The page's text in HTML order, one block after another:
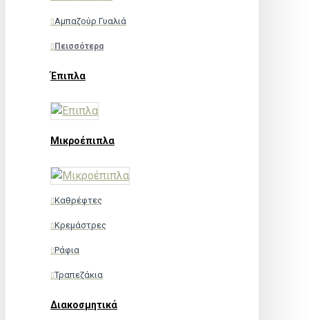
Αμπαζούρ Γυαλιά
Πεισσότερα
Έπιπλα
Μικροέπιπλα
Καθρέφτες
Κρεμάστρες
Ράφια
Τραπεζάκια
Διακοσμητικά